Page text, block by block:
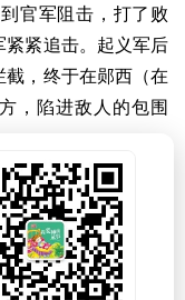
官军阻击，打了败
紧紧追击。起义军后
，终于在郧西（在
，陷进敌人的包围
森林里，准备组织
山后，密密麻麻地
。王聪儿和姚之富
悬崖上跳下来，英